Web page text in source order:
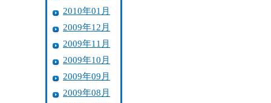
2010年01月
2009年12月
2009年11月
2009年10月
2009年09月
2009年08月